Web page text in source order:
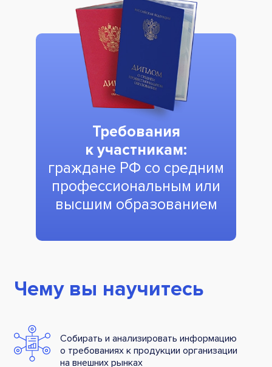
Требования
к участникам:
граждане РФ со средним
профессиональным или
высшим образованием
Чему вы научитесь
Собирать и анализировать информацию
о требованиях к продукции организации
на внешних рынках